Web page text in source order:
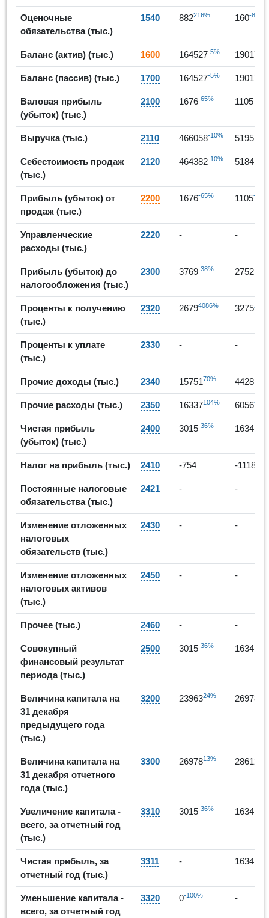
Оценочные
обязательства (тыс.)
1540 882216% 160-82%
Баланс (актив) (тыс.) 1600 164527-5% 190176
Баланс (пассив) (тыс.) 1700 164527-5% 190176
Валовая прибыль
(убыток) (тыс.)
2100 1676-65% 1105-34%
Выручка (тыс.) 2110 466058-10% 519515
Себестоимость продаж
(тыс.)
2120 464382-10% 518410
Прибыль (убыток) от
продаж (тыс.)
2200 1676-65% 1105-34%
Управленческие
расходы (тыс.)
2220 - -
Прибыль (убыток) до
налогообложения (тыс.)
2300 3769-38% 2752-27%
Проценты к получению
(тыс.)
2320 26794086% 327522%
Проценты к уплате
(тыс.)
2330 - -
Прочие доходы (тыс.) 2340 1575170% 4428-72%
Прочие расходы (тыс.) 2350 16337104% 6056-63%
Чистая прибыль
(убыток) (тыс.)
2400 3015-36% 1634-46%
Налог на прибыль (тыс.) 2410 -754 -1118
Постоянные налоговые
обязательства (тыс.)
2421 - -
Изменение отложенных
налоговых
обязательств (тыс.)
2430 - -
Изменение отложенных
налоговых активов
(тыс.)
2450 - -
Прочее (тыс.) 2460 - -
Совокупный
финансовый результат
периода (тыс.)
2500 3015-36% 1634-46%
Величина капитала на
31 декабря
предыдущего года
(тыс.)
3200 2396324% 26978
Величина капитала на
31 декабря отчетного
года (тыс.)
3300 2697813% 28612
Увеличение капитала -
всего, за отчетный год
(тыс.)
3310 3015-36% 1634-46%
Чистая прибыль, за
отчетный год (тыс.)
3311 - 1634
Уменьшение капитала -
всего, за отчетный год
3320 0-100% -